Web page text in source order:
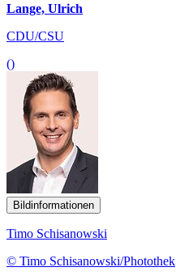
Lange, Ulrich
CDU/CSU
()
Bildinformationen
Timo Schisanowski
© Timo Schisanowski/Photothek